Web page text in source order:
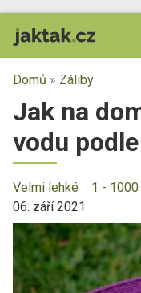
Domů » Záliby
Jak na
vodu
Velmi lehké 1 - 1000
06. září 2021